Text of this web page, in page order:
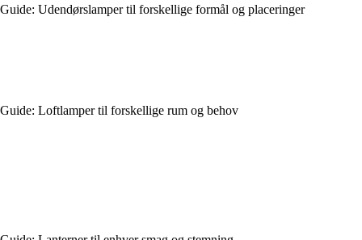
Guide: Udendørslamper til forskellige formål og placeringer
Guide: Loftlamper til forskellige rum og behov